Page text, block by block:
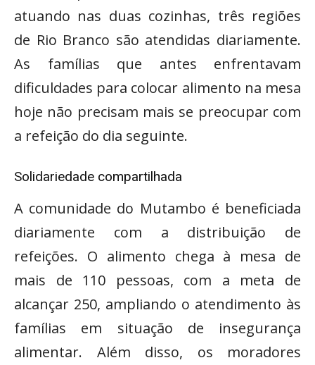
atuando nas duas cozinhas, três regiões
de Rio Branco são atendidas diariamente.
As famílias que antes enfrentavam
dificuldades para colocar alimento na mesa
hoje não precisam mais se preocupar com
a refeição do dia seguinte.
Solidariedade compartilhada
A comunidade do Mutambo é beneficiada
diariamente com a distribuição de
refeições. O alimento chega à mesa de
mais de 110 pessoas, com a meta de
alcançar 250, ampliando o atendimento às
famílias em situação de insegurança
alimentar. Além disso, os moradores